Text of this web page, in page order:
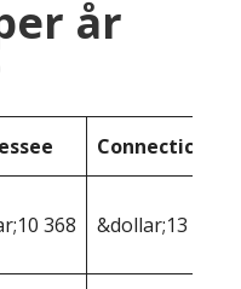
år
Connecticut
368 &dollar;13 493